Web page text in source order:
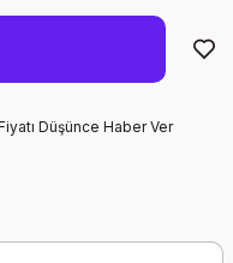
Düşünce Haber Ver